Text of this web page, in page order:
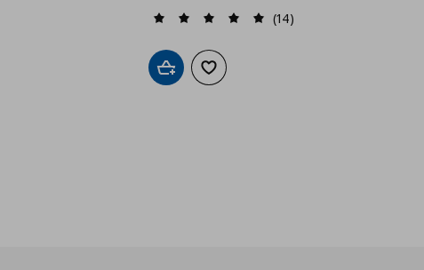
(14)
Добави в кошницата
Добави към списъка с любими